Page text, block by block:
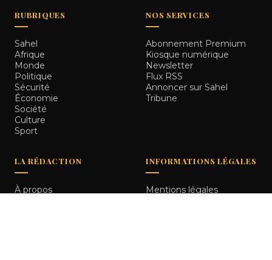
RUBRIQUES
Sahel
Afrique
Monde
Politique
Sécurité
Économie
Société
Culture
Sport
NOS SERVICES
Abonnement Premium
Kiosque numérique
Newsletter
Flux RSS
Annoncer sur Sahel
Tribune
LA RÉDACTION
À propos
INFORMATIONS LÉGALES
Mentions légales